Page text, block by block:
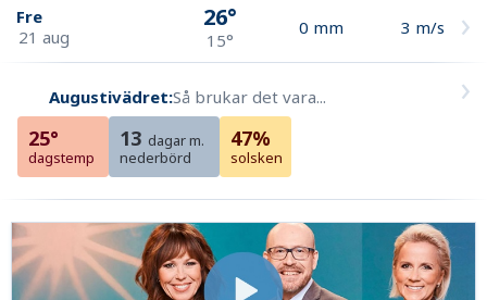
Fre
21 aug
26°
15°
0 mm 3 m/s
Augustivädret:Så brukar det vara...
25°
dagstemp
13 dagar m.
nederbörd
47%
solsken